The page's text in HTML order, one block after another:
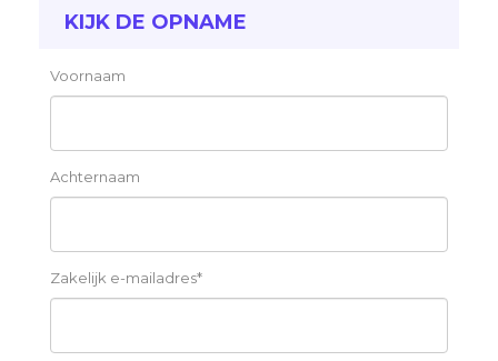
KIJK DE OPNAME
Voornaam
Achternaam
Zakelijk e-mailadres*